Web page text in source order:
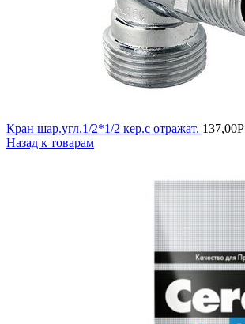
Кран шар.угл.1/2*1/2 кер.с отражат. 137,00Р
Назад к товарам